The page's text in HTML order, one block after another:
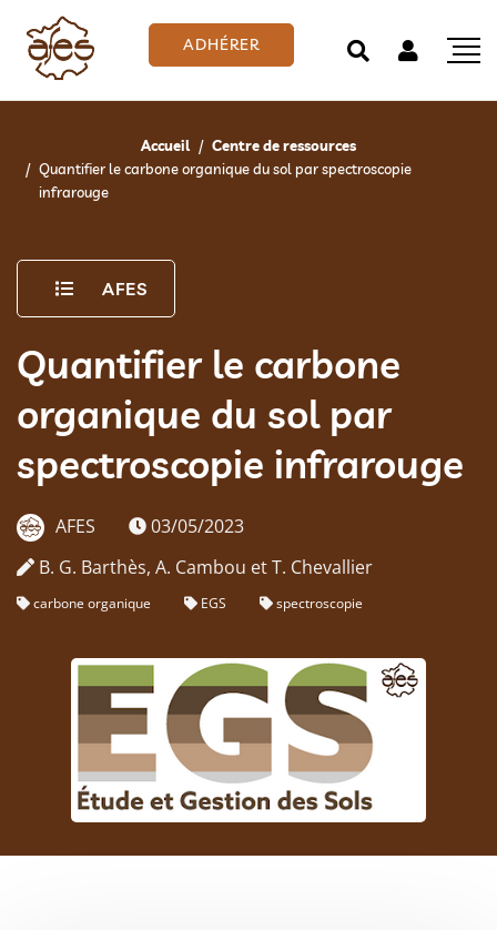
ADHÉRER
Accueil
Centre de ressources
Quantifier le carbone organique du sol par spectroscopie
infrarouge
AFES
Quantifier le carbone
organique du sol par
spectroscopie infrarouge
AFES
03/05/2023
B. G. Barthès, A. Cambou et T. Chevallier
carbone organique EGS spectroscopie